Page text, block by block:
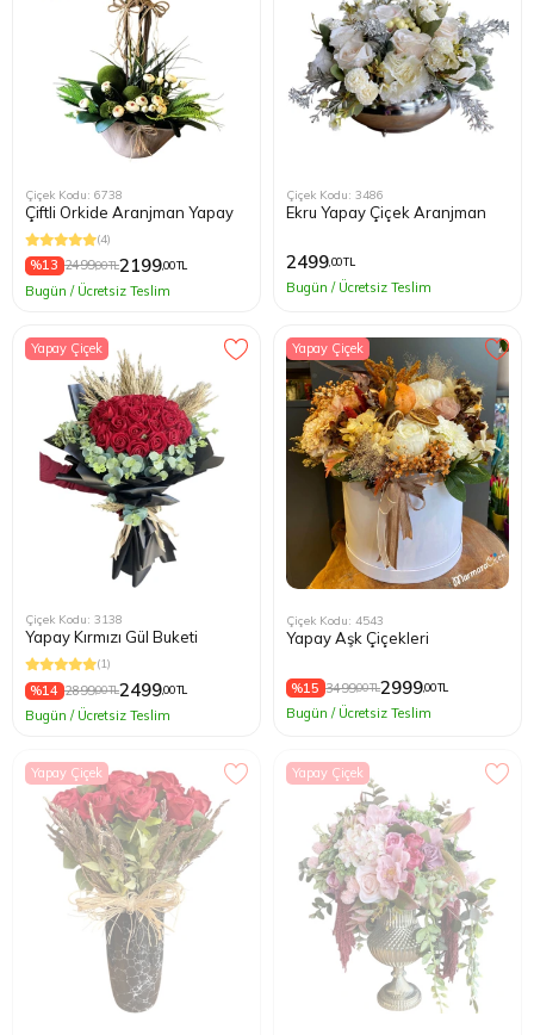
Çiçek Kodu: 6738
Çiftli Orkide Aranjman Yapay
(4)
%13 2499,00 TL2199,00 TL
Bugün / Ücretsiz Teslim
Çiçek Kodu: 3486
Ekru Yapay Çiçek Aranjman
2499,00 TL
Bugün / Ücretsiz Teslim
Yapay Çiçek
Çiçek Kodu: 3138
Yapay Kırmızı Gül Buketi
(1)
%14 2899,00 TL2499,00 TL
Bugün / Ücretsiz Teslim
Yapay Çiçek
Çiçek Kodu: 4543
Yapay Aşk Çiçekleri
%15 3499,00 TL2999,00 TL
Bugün / Ücretsiz Teslim
Yapay Çiçek Yapay Çiçek